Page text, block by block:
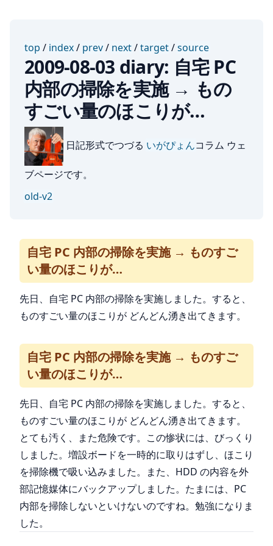
top / index/ prev/ next/target/source
2009-08-03 diary: 自宅 PC
内部の掃除を実施 → もの
すごい量のほこりが…
日記形式でつづる いがぴょんコラム ウェ
ブページです。
old-v2
自宅 PC 内部の掃除を実施 → ものすご
い量のほこりが…
先日、自宅 PC 内部の掃除を実施しました。すると、
ものすごい量のほこりが どんどん湧き出てきます。
自宅 PC 内部の掃除を実施 → ものすご
い量のほこりが…
先日、自宅 PC 内部の掃除を実施しました。すると、
ものすごい量のほこりが どんどん湧き出てきます。
とても汚く、また危険です。この惨状には、びっくり
しました。増設ボードを一時的に取りはずし、ほこり
を掃除機で吸い込みました。また、HDD の内容を外
部記憶媒体にバックアップしました。たまには、PC
内部を掃除しないといけないのですね。勉強になりま
した。